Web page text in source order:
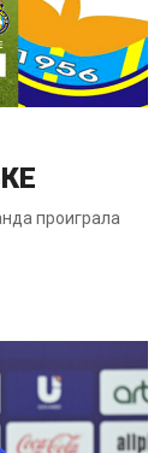
проиграла